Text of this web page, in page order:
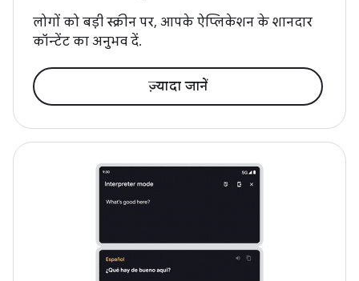
लोगों को बड़ी स्क्रीन पर, आपके ऐप्लिकेशन के शानदार
कॉन्टेंट का अनुभव दें.
ज़्यादा जानें